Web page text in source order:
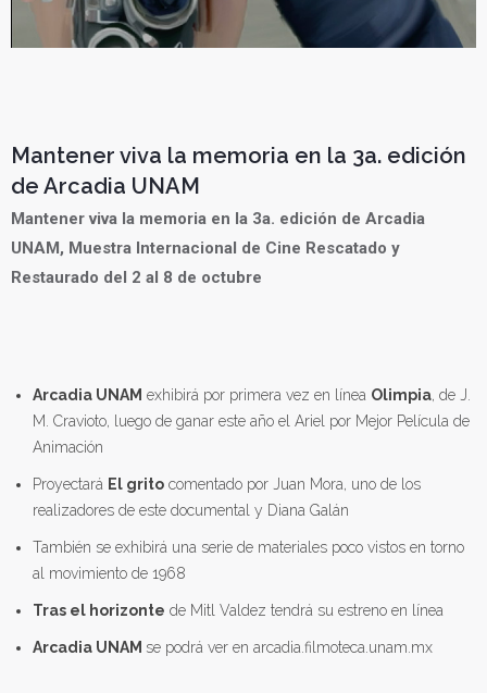
Mantener viva la memoria en la 3a. edición
de Arcadia UNAM
Mantener viva la memoria en la 3a. edición de Arcadia
UNAM, Muestra Internacional de Cine Rescatado y
Restaurado del 2 al 8 de octubre
Arcadia UNAM exhibirá por primera vez en línea Olimpia , de J.
M. Cravioto, luego de ganar este año el Ariel por Mejor Película de
Animación
Proyectará El grito comentado por Juan Mora, uno de los
realizadores de este documental y Diana Galán
También se exhibirá una serie de materiales poco vistos en torno
al movimiento de 1968
Tras el horizonte de Mitl Valdez tendrá su estreno en línea
Arcadia UNAM se podrá ver en arcadia.filmoteca.unam.mx